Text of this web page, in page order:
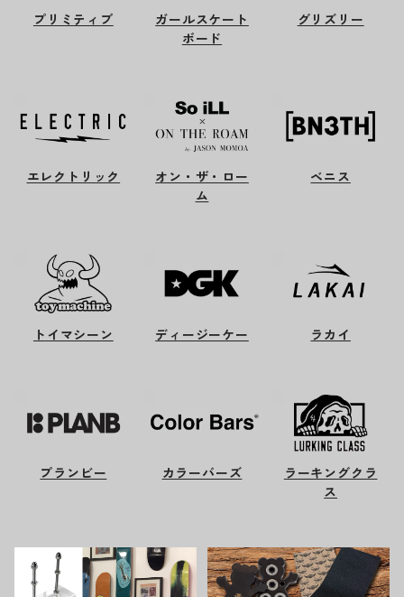
プリミティブ
ガールスケート
ボード
グリズリー
エレクトリック
オン・ザ・ロー
ム
ベニス
トイマシーン ディージーケー ラカイ
プランビー カラーバーズ
ラーキングクラ
ス